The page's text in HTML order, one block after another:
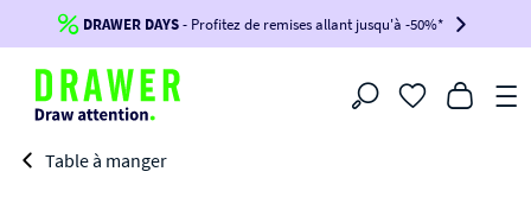
Jusqu'à-100€*sur votre commande !
BIKINI100
-voir conditions en bas de page-
DRAWER DAYS- Profitez de remises allant jusqu'à -50%*
Filtrer
Table à manger